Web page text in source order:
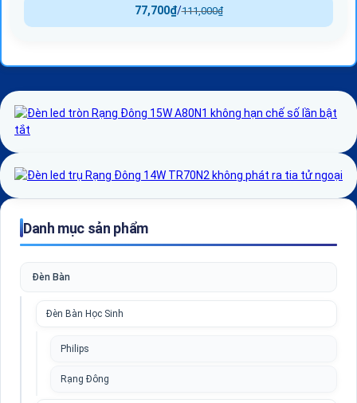
111,000₫
/
77,700₫
Danh mục sản phẩm
Đèn Bàn
Đèn Bàn Học Sinh
Philips
Rạng Đông